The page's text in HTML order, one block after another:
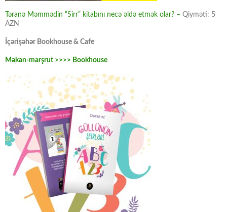
Təranə Məmmədin “Sirr” kitabını necə əldə etmək olar? – Qiyməti: 5
AZN
İçərişəhər Bookhouse & Cafe
Məkan-marşrut >>>> Bookhouse